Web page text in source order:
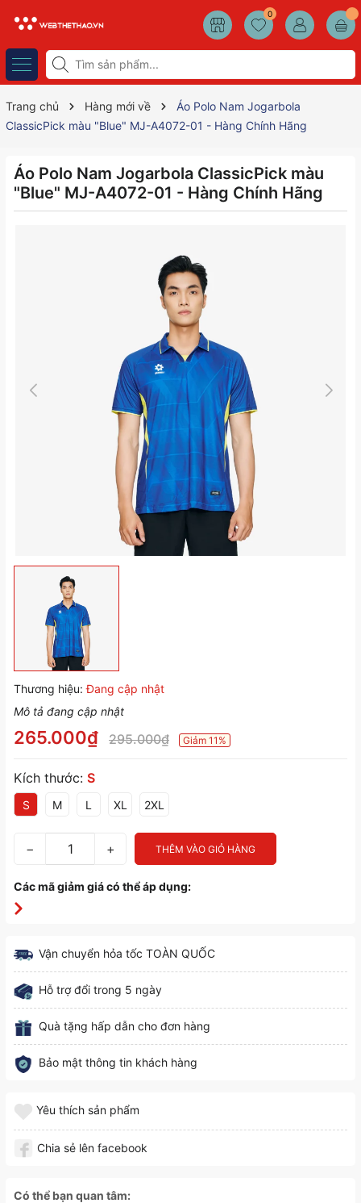
0
Trang chủ Hàng mới về
Áo Polo Nam Jogarbola
ClassicPick màu "Blue" MJ-A4072-01 - Hàng Chính Hãng
Áo Polo Nam Jogarbola ClassicPick màu
"Blue" MJ-A4072-01 - Hàng Chính Hãng
Thương hiệu: Đang cập nhật
Mô tả đang cập nhật
265.000₫ 295.000₫ Giảm 11%
Kích thước: S
S M L XL 2XL
− + THÊM VÀO GIỎ HÀNG
Các mã giảm giá có thể áp dụng:
Vận chuyển hỏa tốc TOÀN QUỐC
Hỗ trợ đổi trong 5 ngày
Quà tặng hấp dẫn cho đơn hàng
Bảo mật thông tin khách hàng
Yêu thích sản phẩm
Chia sẻ lên facebook
Có thể bạn quan tâm: